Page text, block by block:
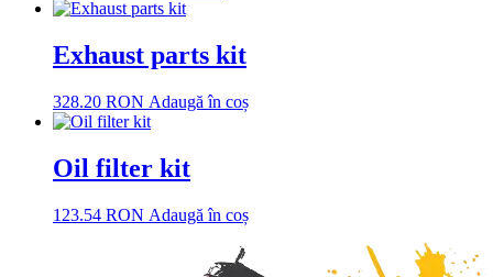
Exhaust parts kit
328.20 RON Adaugă în coș
Oil filter kit
123.54 RON Adaugă în coș